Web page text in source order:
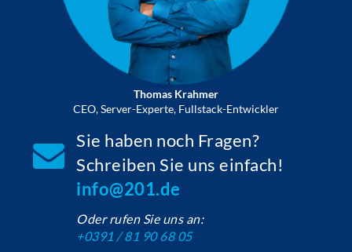
Thomas Krahmer
CEO, Server-Experte, Fullstack-Entwickler
Sie haben noch Fragen?
Schreiben Sie uns einfach!
info@201.de
Oder rufen Sie uns an:
+0391 / 81 90 68 05